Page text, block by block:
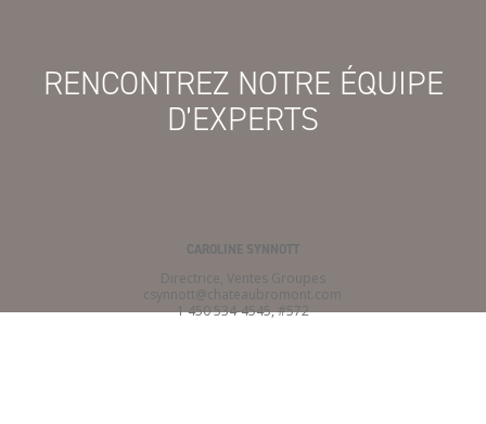
RENCONTREZ NOTRE ÉQUIPE
D’EXPERTS
CAROLINE SYNNOTT
Directrice, Ventes Groupes
csynnott@chateaubromont.com
1 450 534-4545, #572